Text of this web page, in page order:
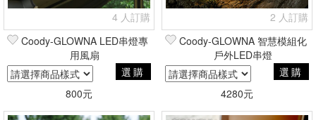
4 人訂購
Coody-GLOWNA LED串燈專
用風扇
選購
800元
2 人訂購
Coody-GLOWNA 智慧模組化
戶外LED串燈
選購
4280元